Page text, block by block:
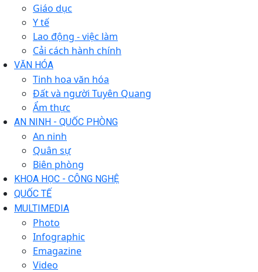
Giáo dục
Y tế
Lao động - việc làm
Cải cách hành chính
VĂN HÓA
Tinh hoa văn hóa
Đất và người Tuyên Quang
Ẩm thực
AN NINH - QUỐC PHÒNG
An ninh
Quân sự
Biên phòng
KHOA HỌC - CÔNG NGHỆ
QUỐC TẾ
MULTIMEDIA
Photo
Infographic
Emagazine
Video